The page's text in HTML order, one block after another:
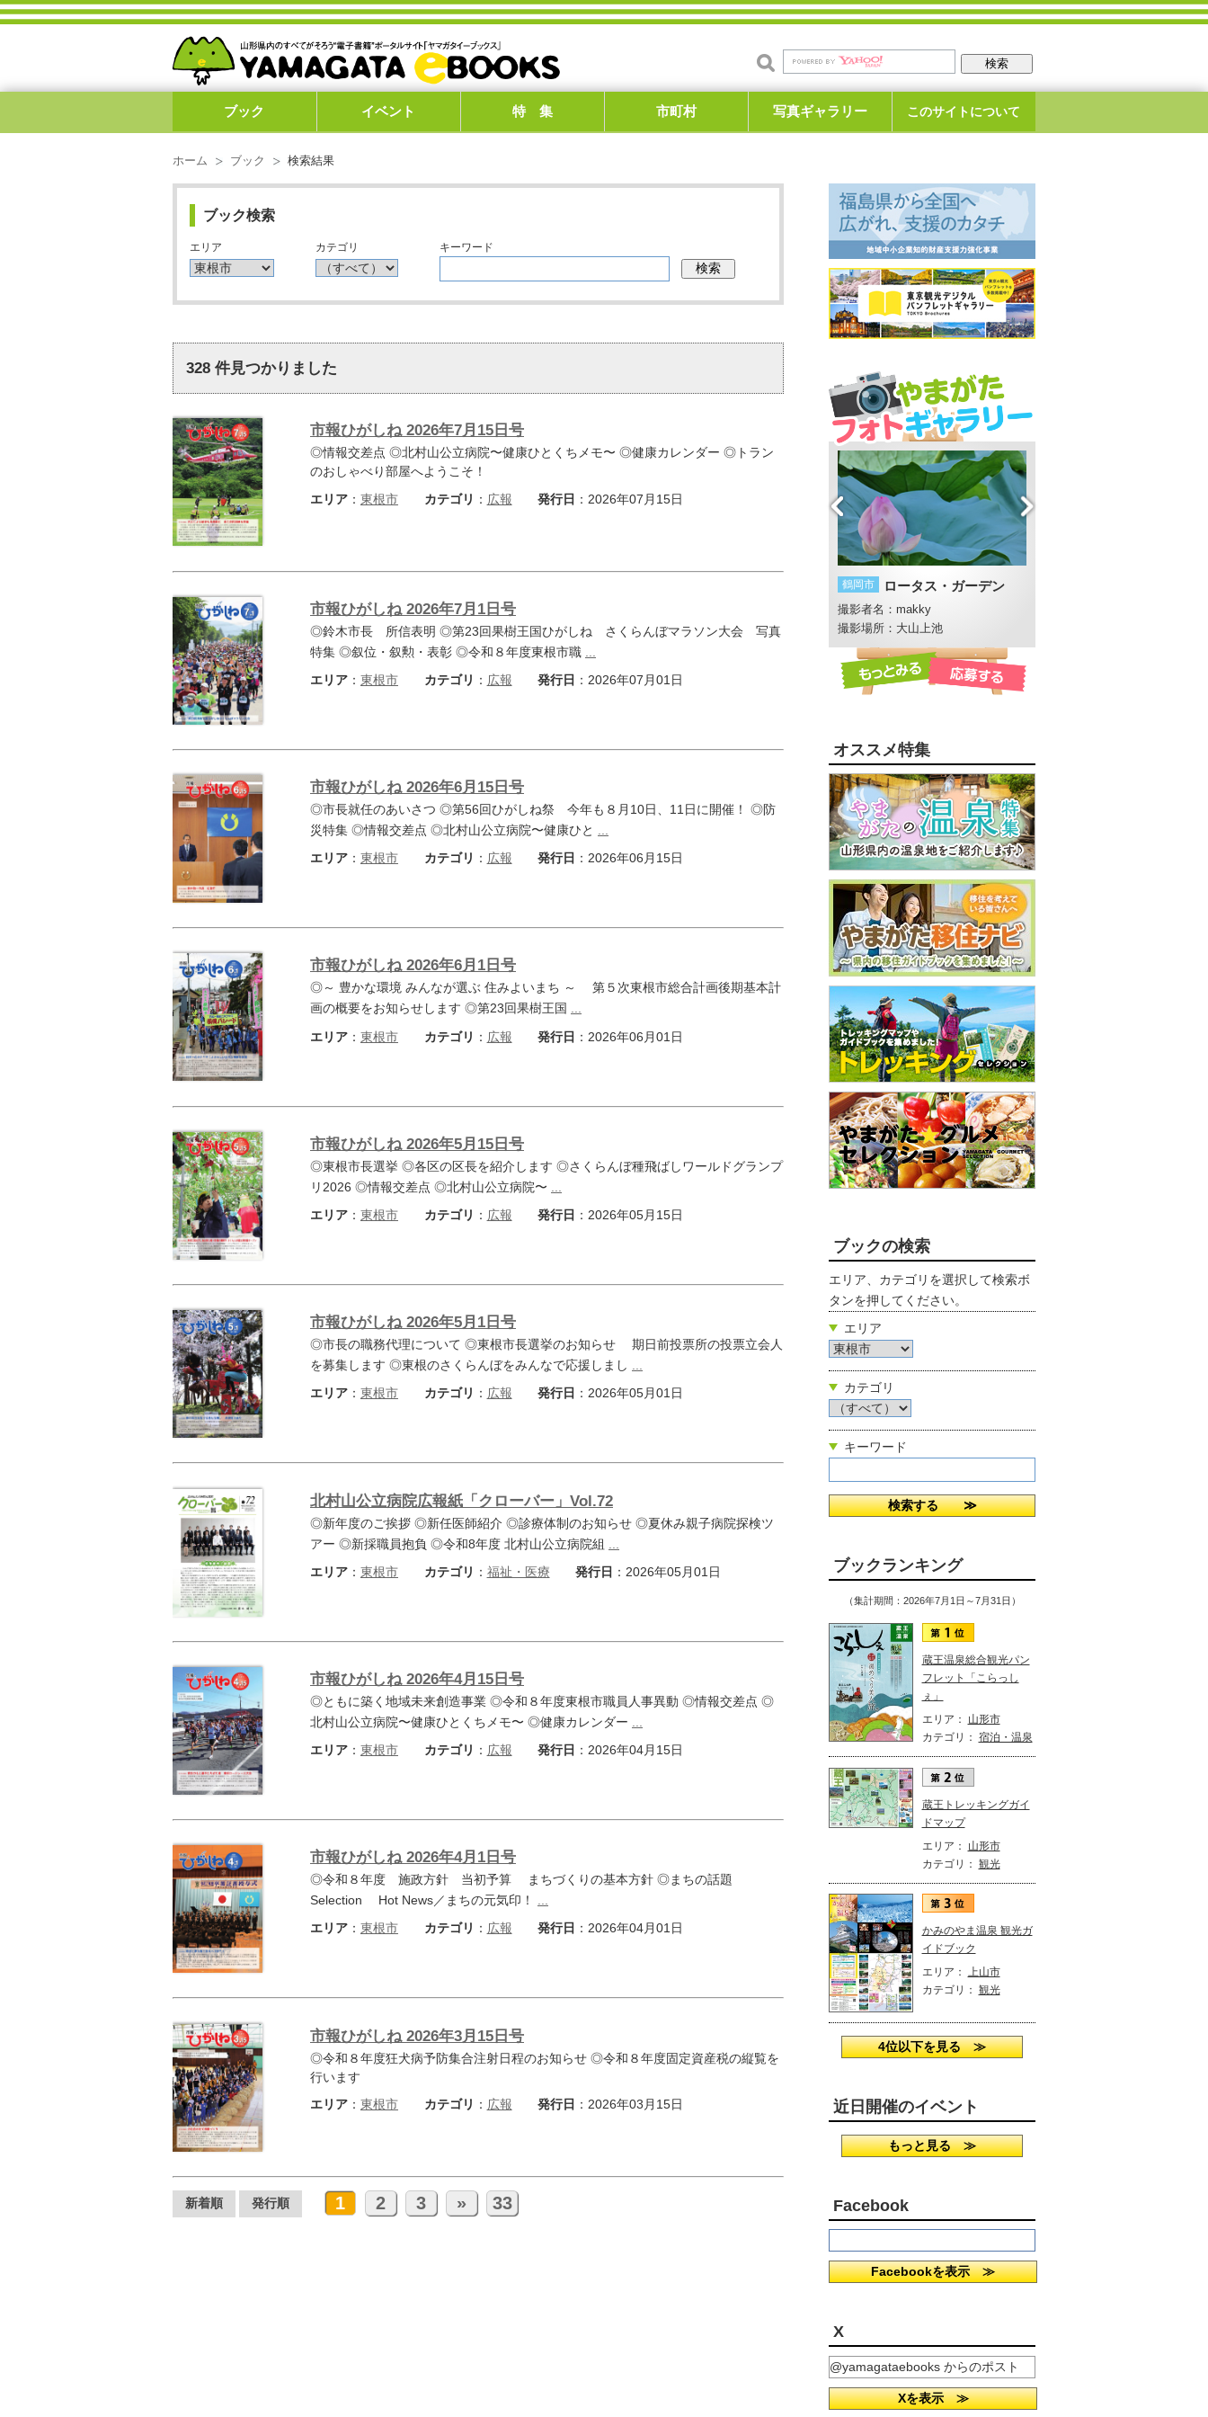
ブック イベント 特 集 市町村 写真ギャラリー このサイトについて
ホーム ブック 検索結果
ブック検索
エリア カテゴリ キーワード
328件見つかりました
市報ひがしね 2026年7月15日号
◎情報交差点 ◎北村山公立病院〜健康ひとくちメモ〜 ◎健康カレンダー ◎トラン
のおしゃべり部屋へようこそ！
エリア ： 東根市 カテゴリ ： 広報 発行日 ：2026年07月15日
市報ひがしね 2026年7月1日号
◎鈴木市長 所信表明 ◎第23回果樹王国ひがしね さくらんぼマラソン大会 写真
特集 ◎叙位・叙勲・表彰 ◎令和８年度東根市職
エリア ： 東根市 カテゴリ ： 広報 発行日 ：2026年07月01日
市報ひがしね 2026年6月15日号
◎市長就任のあいさつ ◎第56回ひがしね祭 今年も８月10日、11日に開催！ ◎防
災特集 ◎情報交差点 ◎北村山公立病院〜健康ひと
エリア ： 東根市 カテゴリ ： 広報 発行日 ：2026年06月15日
市報ひがしね 2026年6月1日号
◎～ 豊かな環境 みんなが選ぶ 住みよいまち ～ 第５次東根市総合計画後期基本計
画の概要をお知らせします ◎第23回果樹王国 ...
エリア ： 東根市 カテゴリ ： 広報 発行日 ：2026年06月01日
市報ひがしね 2026年5月15日号
◎東根市長選挙 ◎各区の区長を紹介します ◎さくらんぼ種飛ばしワールドグランプ
リ2026 ◎情報交差点 ◎北村山公立病院〜
エリア ： 東根市 カテゴリ ： 広報 発行日 ：2026年05月15日
市報ひがしね 2026年5月1日号
◎市長の職務代理について ◎東根市長選挙のお知らせ 期日前投票所の投票立会人
を募集します ◎東根のさくらんぼをみんなで応援しまし
エリア ： 東根市 カテゴリ ： 広報 発行日 ：2026年05月01日
北村山公立病院広報紙「クローバー」Vol.72
◎新年度のご挨拶 ◎新任医師紹介 ◎診療体制のお知らせ ◎夏休み親子病院探検ツ
アー ◎新採職員抱負 ◎令和8年度 北村山公立病院組
エリア ： 東根市 カテゴリ ： 福祉・医療 発行日 ：2026年05月01日
市報ひがしね 2026年4月15日号
◎ともに築く地域未来創造事業 ◎令和８年度東根市職員人事異動 ◎情報交差点 ◎
北村山公立病院〜健康ひとくちメモ〜 ◎健康カレンダー
エリア ： 東根市 カテゴリ ： 広報 発行日 ：2026年04月15日
市報ひがしね 2026年4月1日号
◎令和８年度 施政方針 当初予算 まちづくりの基本方針 ◎まちの話題
Selection Hot News／まちの元気印！ ...
エリア ： 東根市 カテゴリ ： 広報 発行日 ：2026年04月01日
市報ひがしね 2026年3月15日号
◎令和８年度狂犬病予防集合注射日程のお知らせ ◎令和８年度固定資産税の縦覧を
行います
エリア ： 東根市 カテゴリ ： 広報 発行日 ：2026年03月15日
1 2 3 » 33
撮影者名：いし
撮影場所：湯野浜
撮影場所：山寺
鶴岡市 ロータス・ガーデン
撮影者名：makky
撮影場所：大山上池
オススメ特集
ブックの検索
エリア、カテゴリを選択して検索ボ
タンを押してください。
エリア
カテゴリ
キーワード
ブックランキング
（集計期間：2026年7月1日～7月31日）
蔵王温泉総合観光パン
フレット「こらっし
ぇ」
エリア：
山形市
カテゴリ： 宿泊・温泉
蔵王トレッキングガイ
ドマップ
エリア：
山形市
カテゴリ： 観光
かみのやま温泉 観光ガ
イドブック
エリア： 上山市
カテゴリ： 観光
4位以下を見る ≫
近日開催のイベント
もっと見る ≫
Facebook
Facebookを表示 ≫
X
@yamagataebooks からのポスト
Xを表示 ≫